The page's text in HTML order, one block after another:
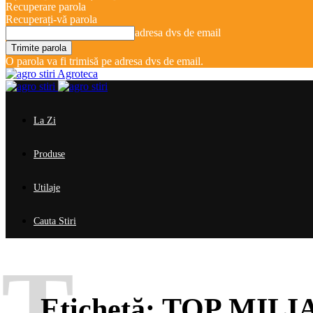
Recuperare parola
Recuperați-vă parola
adresa dvs de email
O parola va fi trimisă pe adresa dvs de email.
Agroteca
La Zi
Produse
Utilaje
Cauta Stiri